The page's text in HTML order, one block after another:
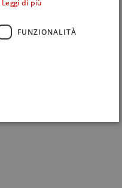
Leggi di più
FUNZIONALITÀ